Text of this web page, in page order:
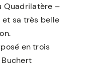
Quadrilatère –
sa très belle
en trois
Buchert